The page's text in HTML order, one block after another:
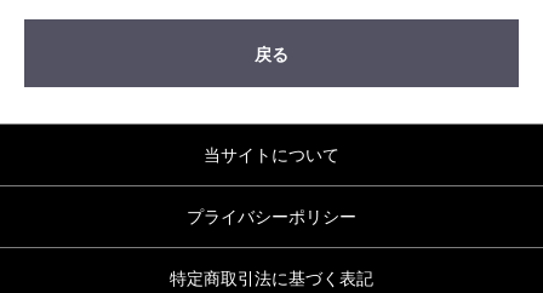
戻る
当サイトについて
プライバシーポリシー
特定商取引法に基づく表記